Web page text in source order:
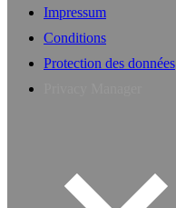
Impressum
Conditions
Protection des données